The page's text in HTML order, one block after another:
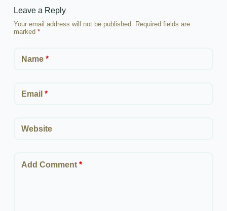
Leave a Reply
Your email address will not be published. Required fields are
marked *
Name*
Email *
Website
Add Comment*